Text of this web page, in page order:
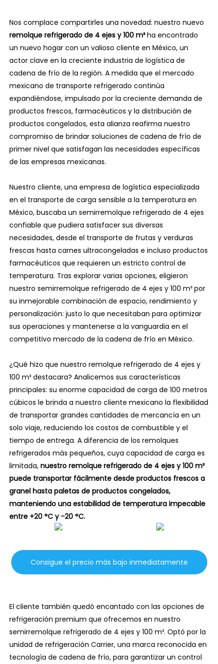
Nos complace compartirles una novedad: nuestro nuevo
remolque refrigerado de 4 ejes y 100 m³ha encontrado
un nuevo hogar con un valioso cliente en México, un
actor clave en la creciente industria de logística de
cadena de frío de la región. A medida que el mercado
mexicano de transporte refrigerado continúa
expandiéndose, impulsado por la creciente demanda de
productos frescos, farmacéuticos y la distribución de
productos congelados, esta alianza reafirma nuestro
compromiso de brindar soluciones de cadena de frío de
primer nivel que satisfagan las necesidades específicas
de las empresas mexicanas.
Nuestro cliente, una empresa de logística especializada
en el transporte de carga sensible a la temperatura en
México, buscaba un semirremolque refrigerado de 4 ejes
confiable que pudiera satisfacer sus diversas
necesidades, desde el transporte de frutas y verduras
frescas hasta carnes ultracongeladas e incluso productos
farmacéuticos que requieren un estricto control de
temperatura. Tras explorar varias opciones, eligieron
nuestro semirremolque refrigerado de 4 ejes y 100 m³ por
su inmejorable combinación de espacio, rendimiento y
personalización: justo lo que necesitaban para optimizar
sus operaciones y mantenerse a la vanguardia en el
competitivo mercado de la cadena de frío en México.
¿Qué hizo que nuestro remolque refrigerado de 4 ejes y
100 m³ destacara? Analicemos sus características
principales: su enorme capacidad de carga de 100 metros
cúbicos le brinda a nuestro cliente mexicano la flexibilidad
de transportar grandes cantidades de mercancía en un
solo viaje, reduciendo los costos de combustible y el
tiempo de entrega. A diferencia de los remolques
refrigerados más pequeños, cuya capacidad de carga es
limitada,nuestro remolque refrigerado de 4 ejes y 100 m³
puede transportar fácilmente desde productos frescos a
granel hasta paletas de productos congelados,
manteniendo una estabilidad de temperatura impecable
entre +20 °C y -20 °C.
Consigue el precio más bajo inmediatamente
El cliente también quedó encantado con las opciones de
refrigeración premium que ofrecemos en nuestro
semirremolque refrigerado de 4 ejes y 100 m³. Optó por la
unidad de refrigeración Carrier, una marca reconocida en
tecnología de cadena de frío, para garantizar un control